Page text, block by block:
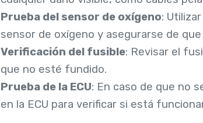
Prueba del sensor de oxígeno:
sensor de oxígeno y asegurarse de
Verificación del fusible: Revisar el
que no esté fundido.
Prueba de la ECU: En caso de que no
en la ECU para verificar si está